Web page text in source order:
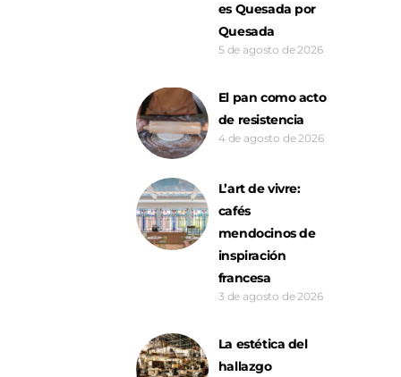
es Quesada por
Quesada
5 de agosto de 2026
El pan como acto
de resistencia
4 de agosto de 2026
L’art de vivre:
cafés
mendocinos de
inspiración
francesa
3 de agosto de 2026
La estética del
hallazgo